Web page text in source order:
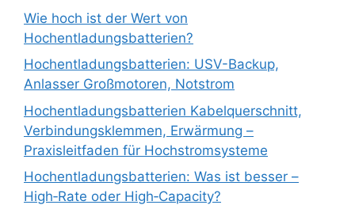
Wie hoch ist der Wert von
Hochentladungsbatterien?
Hochentladungsbatterien: USV-Backup,
Anlasser Großmotoren, Notstrom
Hochentladungsbatterien Kabelquerschnitt,
Verbindungsklemmen, Erwärmung –
Praxisleitfaden für Hochstromsysteme
Hochentladungsbatterien: Was ist besser –
High‑Rate oder High‑Capacity?